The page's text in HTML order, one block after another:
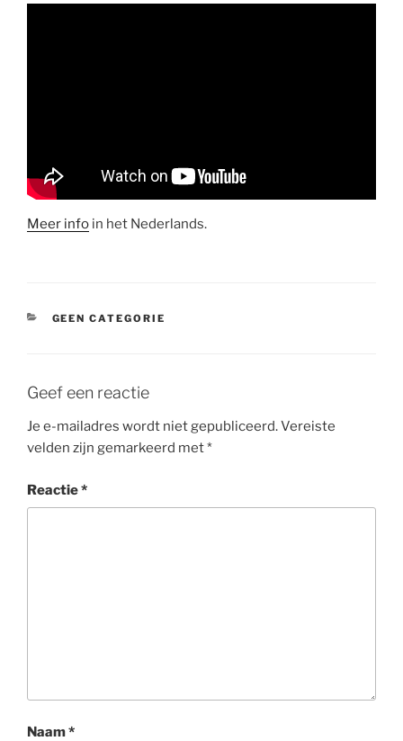
Meer info in het Nederlands.
CATEGORIEËN
GEEN CATEGORIE
Geef een reactie
Je e-mailadres wordt niet gepubliceerd.Vereiste
velden zijn gemarkeerd met*
Reactie*
Naam*